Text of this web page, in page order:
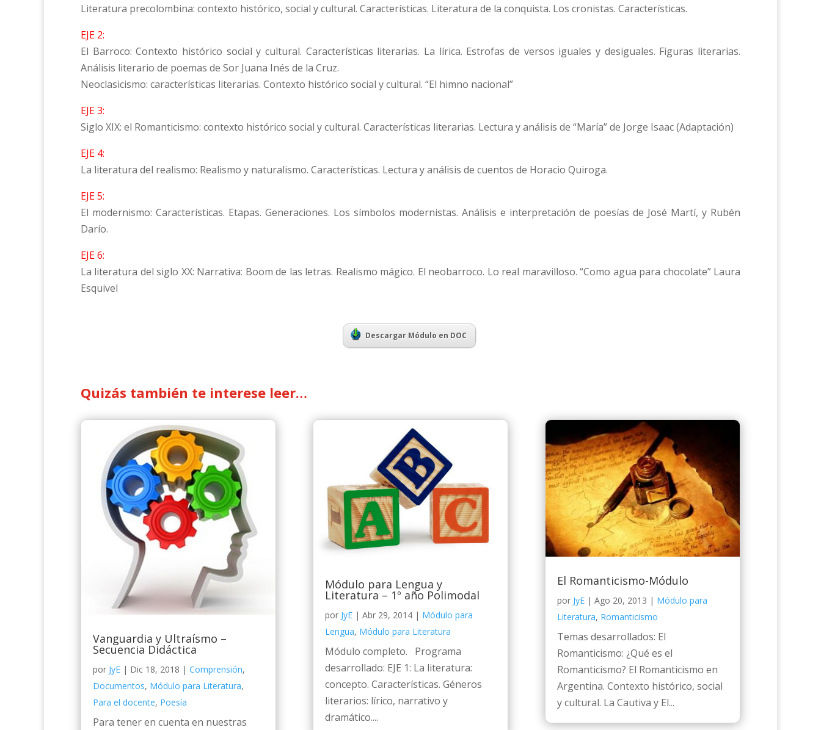
Literatura precolombina: contexto histórico, social y cultural. Características. Literatura de la conquista. Los cronistas. Características.
EJE 2:
El Barroco: Contexto histórico social y cultural. Características literarias. La lírica. Estrofas de versos iguales y desiguales. Figuras literarias.
Análisis literario de poemas de Sor Juana Inés de la Cruz.
Neoclasicismo: características literarias. Contexto histórico social y cultural. “El himno nacional”
EJE 3:
Siglo XIX: el Romanticismo: contexto histórico social y cultural. Características literarias. Lectura y análisis de “María” de Jorge Isaac (Adaptación)
EJE 4:
La literatura del realismo: Realismo y naturalismo. Características. Lectura y análisis de cuentos de Horacio Quiroga.
EJE 5:
El modernismo: Características. Etapas. Generaciones. Los símbolos modernistas. Análisis e interpretación de poesías de José Martí, y Rubén
Darío.
EJE 6:
La literatura del siglo XX: Narrativa: Boom de las letras. Realismo mágico. El neobarroco. Lo real maravilloso. “Como agua para chocolate” Laura
Esquivel
Descargar Módulo en DOC
Quizás también te interese leer…
Vanguardia y Ultraísmo –
Secuencia Didáctica
por JyE | Dic 18, 2018 | Comprensión,
Documentos, Módulo para Literatura,
Para el docente, Poesía
Para tener en cuenta en nuestras
Módulo para Lengua y
Literatura – 1º año Polimodal
por JyE| Abr 29, 2014| Módulo para
Lengua, Módulo para Literatura
Módulo completo. Programa
desarrollado: EJE 1: La literatura:
concepto. Características. Géneros
literarios: lírico, narrativo y
dramático....
El Romanticismo-Módulo
por JyE| Ago 20, 2013 | Módulo para
Literatura, Romanticismo
Temas desarrollados: El
Romanticismo: ¿Qué es el
Romanticismo? El Romanticismo en
Argentina. Contexto histórico, social
y cultural. La Cautiva y El...